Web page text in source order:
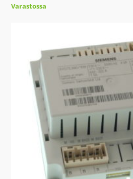
Varastossa